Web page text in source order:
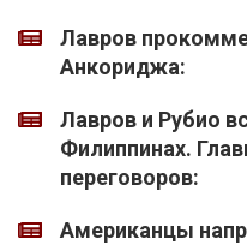
Лавров
Анкориджа:
Лавров и Рубио
Филиппинах.
переговоров:
Американцы